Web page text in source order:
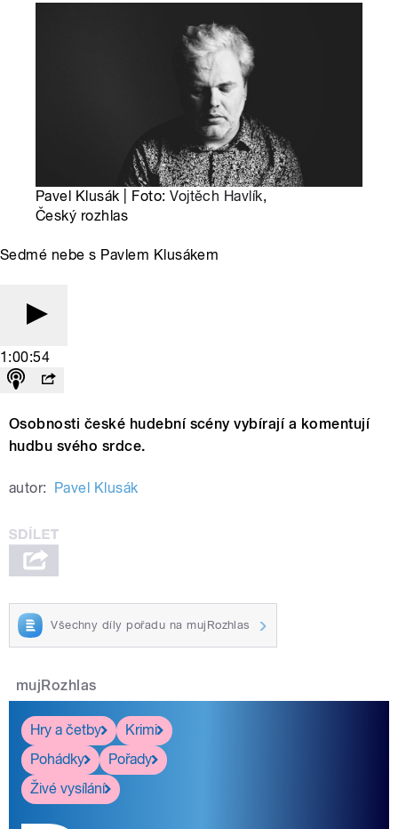
Pavel Klusák | Foto:Vojtěch Havlík,
Český rozhlas
Sedmé nebe s Pavlem Klusákem
1:00:54
Osobnosti české hudební scény vybírají a komentují
hudbu svého srdce.
autor: Pavel Klusák
Všechny díly pořadu na mujRozhlas
mujRozhlas
Hry a četby
Krimi
Pohádky
Pořady
Živé vysílání